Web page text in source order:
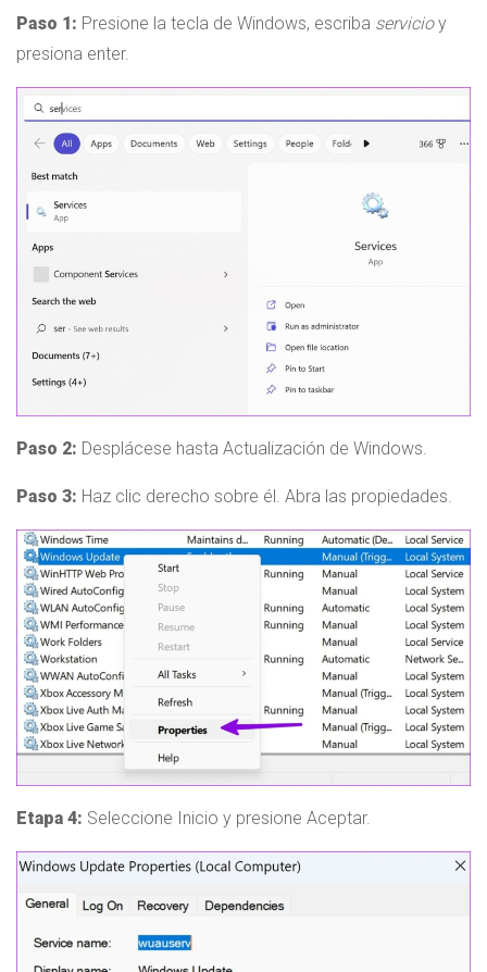
Paso 1: Presione la tecla de Windows, escriba servicioy
presiona enter.
Paso 2: Desplácese hasta Actualización de Windows.
Paso 3: Haz clic derecho sobre él. Abra las propiedades.
Etapa 4: Seleccione Inicio y presione Aceptar.